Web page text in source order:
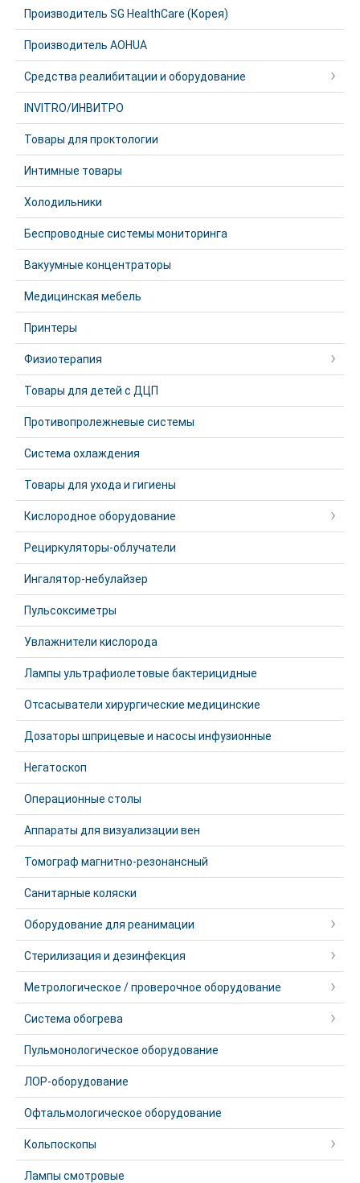
Производитель SG HealthCare (Корея)
Производитель AOHUA
Средства реалибитации и оборудование
INVITRO/ИНВИТРО
Товары для проктологии
Интимные товары
Холодильники
Беспроводные системы мониторинга
Вакуумные концентраторы
Медицинская мебель
Принтеры
Физиотерапия
Товары для детей с ДЦП
Противопролежневые системы
Система охлаждения
Товары для ухода и гигиены
Кислородное оборудование
Рециркуляторы-облучатели
Ингалятор-небулайзер
Пульсоксиметры
Увлажнители кислорода
Лампы ультрафиолетовые бактерицидные
Отсасыватели хирургические медицинские
Дозаторы шприцевые и насосы инфузионные
Негатоскоп
Операционные столы
Аппараты для визуализации вен
Томограф магнитно-резонансный
Санитарные коляски
Оборудование для реанимации
Стерилизация и дезинфекция
Метрологическое / проверочное оборудование
Система обогрева
Пульмонологическое оборудование
ЛОР-оборудование
Офтальмологическое оборудование
Кольпоскопы
Лампы смотровые